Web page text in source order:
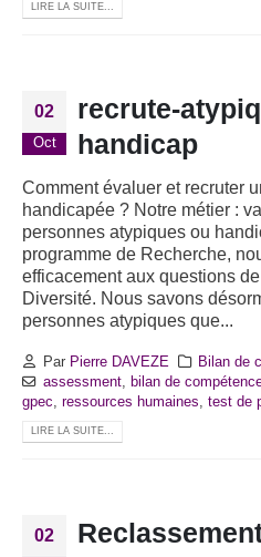
LIRE LA SUITE...
02
Oct
recrute-
handicap
Comment évaluer et recruter
handicapée ? Notre métier :
personnes atypiques ou
programme de Recherche,
efficacement aux questions
Diversité. Nous savons
personnes atypiques que...
Par Pierre DAVEZE
Bilan de
assessment, bilan de
gpec
ressources humaines test de
LIRE LA SUITE...
02